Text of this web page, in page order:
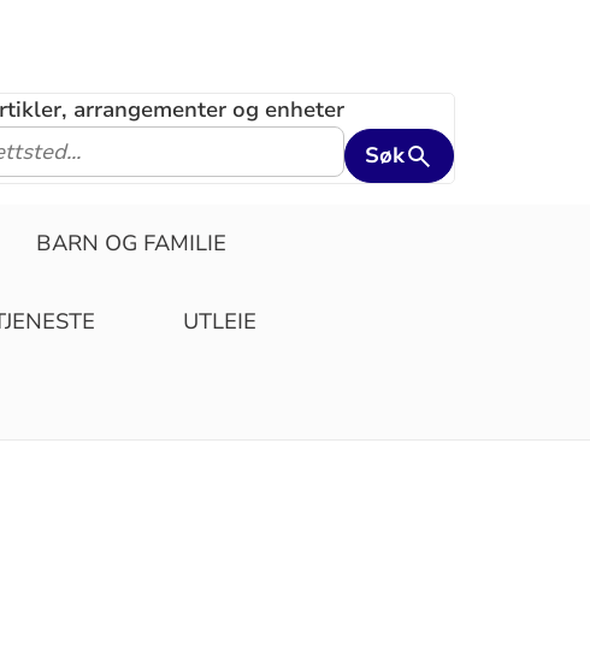
arrangementer og enheter
Søk
BARN OG FAMILIE
UTLEIE